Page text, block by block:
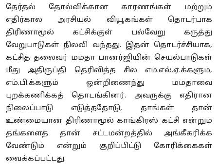
தேர்தல் தோல்விக்கான காரணங்கள் மற்றும்
எதிர்கால அரசியல் வியூகங்கள் தொடர்பாக
திரிணாமூல் கட்சிக்குள் பல்வேறு கருத்து
வேறுபாடுகள் நிலவி வந்தது. இதன் தொடர்ச்சியாக,
கட்சித் தலைவர் மம்தா பானர்ஜியின் செயல்பாடுகள்
மீது அதிருப்தி தெரிவித்த சில எம்.எல்.ஏ.க்களும்,
எம்.பி.க்களும் ஒன்றிணைந்து மமதாவை
புறக்கணிக்கத் தொடங்கினர். அவருக்கு எதிரான
நிலைப்பாடு எடுத்ததோடு, தாங்கள் தான்
உண்மையான திரிணாமூல் காங்கிரஸ் கட்சி என்றும்
தங்களைத் தான் சட்டமன்றத்தில் அங்கீகரிக்க
வேண்டும் என்றும் குறிப்பிட்டு கோரிக்கைகள்
வைக்கப்பட்டது.